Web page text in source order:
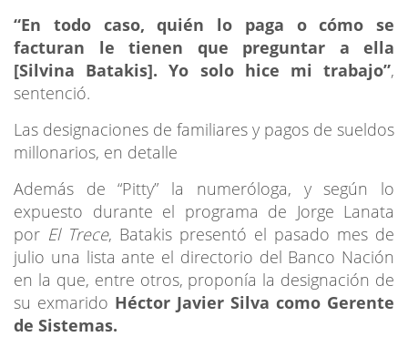
“En todo caso, quién lo paga o cómo se
facturan le tienen que preguntar a ella
[Silvina Batakis]. Yo solo hice mi trabajo”,
sentenció.
Las designaciones de familiares y pagos de sueldos
millonarios, en detalle
Además de “Pitty” la numeróloga, y según lo
expuesto durante el programa de Jorge Lanata
por El Trece, Batakis presentó el pasado mes de
julio una lista ante el directorio del Banco Nación
en la que, entre otros, proponía la designación de
su exmarido Héctor Javier Silva como Gerente
de Sistemas.